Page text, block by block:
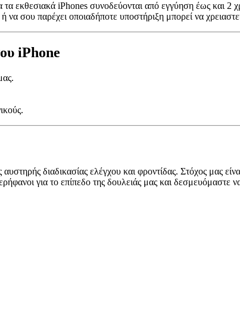
εκθεσιακά iPhones συνοδεύονται από εγγύηση έως και 2
να σου παρέχει οποιαδήποτε υποστήριξη μπορεί να
iPhone
διαδικασίας ελέγχου και φροντίδας. Στόχος μας
για το επίπεδο της δουλειάς μας και